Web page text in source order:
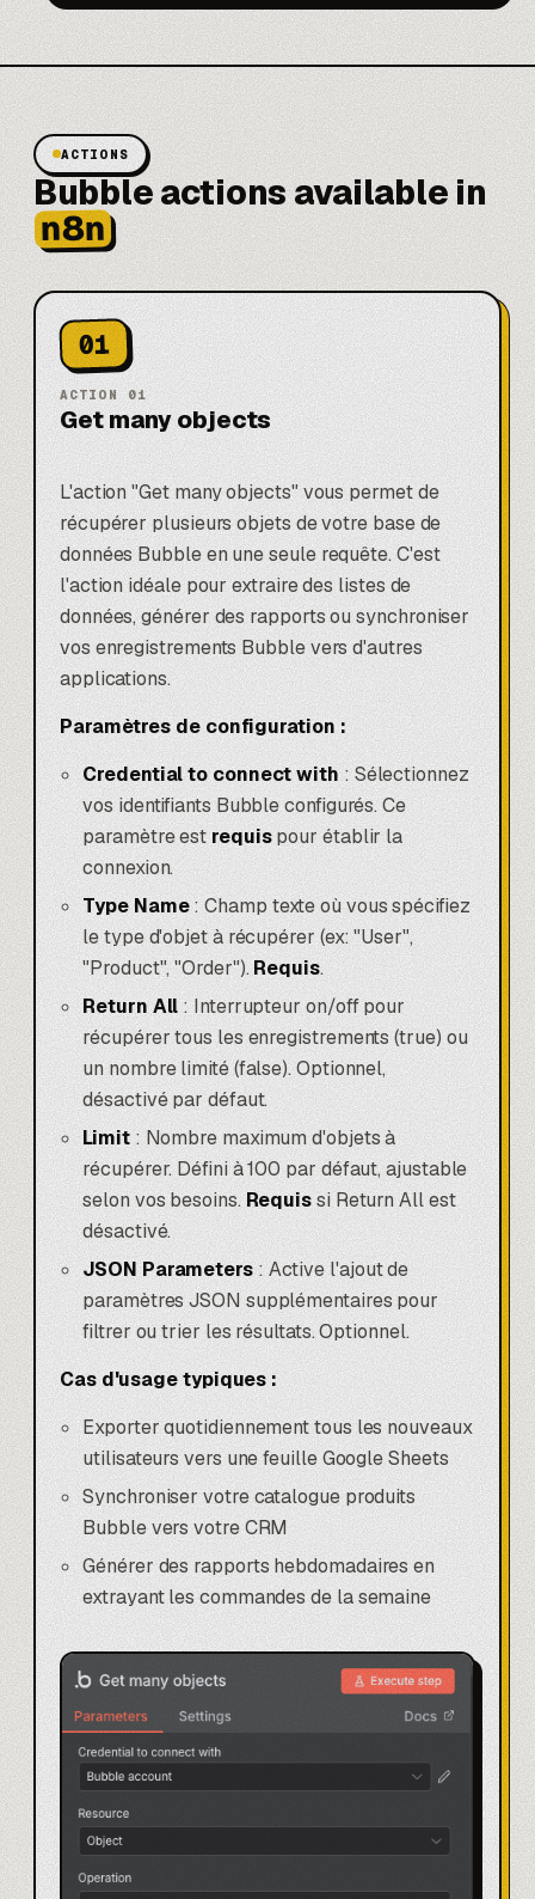
ACTIONS
Bubble actions available in
n8n
01
ACTION 01
Get many objects
L'action "Get many objects" vous permet de
récupérer plusieurs objets de votre base de
données Bubble en une seule requête. C'est
l'action idéale pour extraire des listes de
données, générer des rapports ou synchroniser
vos enregistrements Bubble vers d'autres
applications.
Paramètres de configuration :
Credential to connect with : Sélectionnez
vos identifiants Bubble configurés. Ce
paramètre estrequispour établir la
connexion.
Type Name: Champ texte où vous spécifiez
le type d'objet à récupérer (ex: "User",
"Product", "Order").Requis.
Return All: Interrupteur on/off pour
récupérer tous les enregistrements (true) ou
un nombre limité (false). Optionnel,
désactivé par défaut.
Limit: Nombre maximum d'objets à
récupérer. Défini à 100 par défaut, ajustable
selon vos besoins.Requissi Return All est
désactivé.
JSON Parameters: Active l'ajout de
paramètres JSON supplémentaires pour
filtrer ou trier les résultats. Optionnel.
Cas d'usage typiques :
Exporter quotidiennement tous les nouveaux
utilisateurs vers une feuille Google Sheets
Synchroniser votre catalogue produits
Bubble vers votre CRM
Générer des rapports hebdomadaires en
extrayant les commandes de la semaine